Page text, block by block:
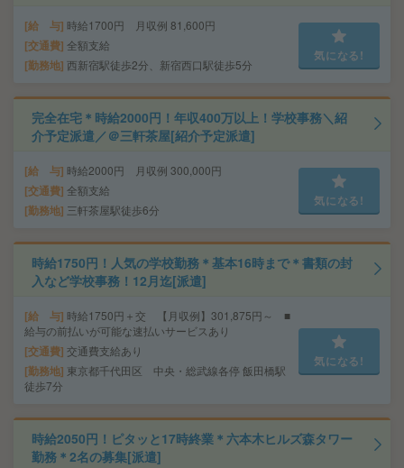
給 与 時給1700円 月収例 81,600円
交通費 全額支給
勤務地 西新宿駅徒歩2分、新宿西口駅徒歩5分
気になる!
完全在宅＊時給2000円！年収400万以上！学校事務＼紹
介予定派遣／＠三軒茶屋[紹介予定派遣]
給 与 時給2000円 月収例 300,000円
交通費 全額支給
勤務地 三軒茶屋駅徒歩6分
気になる!
時給1750円！人気の学校勤務＊基本16時まで＊書類の封
入など学校事務！12月迄[派遣]
給 与 時給1750円＋交 【月収例】301,875円～ ■
給与の前払いが可能な速払いサービスあり
交通費 交通費支給あり
勤務地 東京都千代田区 中央・総武線各停 飯田橋駅
徒歩7分
気になる!
時給2050円！ピタッと17時終業＊六本木ヒルズ森タワー
勤務＊2名の募集[派遣]